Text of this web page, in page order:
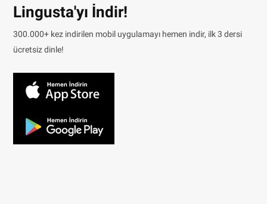
Lingusta'yı İndir!
300.000+ kez indirilen mobil uygulamayı hemen indir, ilk 3 dersi
ücretsiz dinle!